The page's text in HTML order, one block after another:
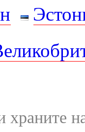
храните